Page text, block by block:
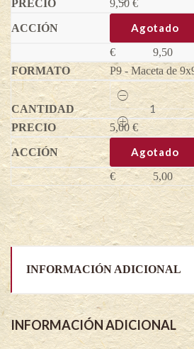
Rubus
idaeus
quantity
9,50 €
Agotado
€
9,50
P9 - Maceta de
Frambuesa
Regina®
-
Rubus
idaeus
quantity
5,00 €
Agotado
€ 5,00
INFORMACIÓN ADICIONAL
INFORMACIÓN ADICIONAL